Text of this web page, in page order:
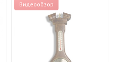
Видеообзор